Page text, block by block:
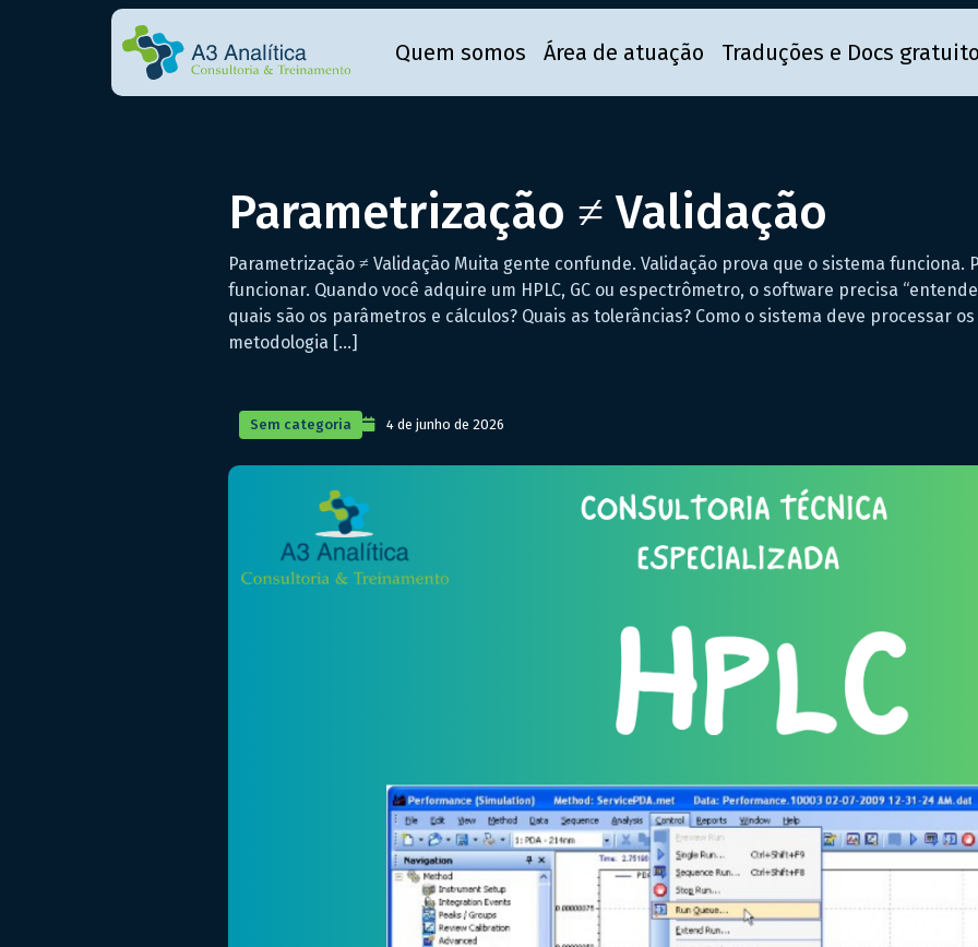
Quem somos Área de atuação Traduções e Docs
Parametrização ≠ Validação
Parametrização ≠ Validação Muita gente confunde. Validação prova que o sistema funciona.
funcionar. Quando você adquire um HPLC, GC ou espectrômetro, o software precisa
quais são os parâmetros e cálculos? Quais as tolerâncias? Como o sistema deve processar
metodologia […]
Sem categoria 4 de junho de 2026